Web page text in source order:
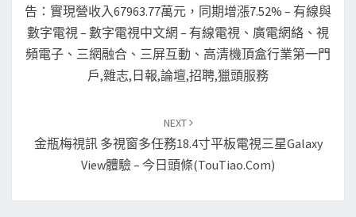
告：實現營收入67963.77萬元，同期增漲7.52% – 有線與
數字電視 – 數字電視中文網 – 有線電視、廣電網絡、視
頻電子、三網融合、三屏互動、高清機頂盒行業第一門
戶,雜志,日報,論壇,招聘,獵頭服務
NEXT
金瓶梅視訊 多視窗多任務18.4寸平板電視三星Galaxy
View體驗 – 今日頭條(TouTiao.com)